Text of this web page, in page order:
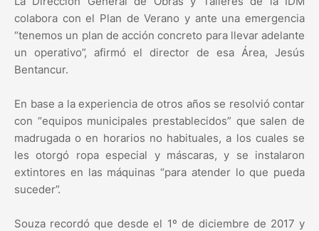
colabora con el Plan de Verano y ante una emergencia
“tenemos un plan de acción concreto para llevar adelante
un operativo”, afirmó el director de esa Área, Jesús
Bentancur.
En base a la experiencia de otros años se resolvió contar
con “equipos municipales prestablecidos” que salen de
madrugada o en horarios no habituales, a los cuales se
les otorgó ropa especial y máscaras, y se instalaron
extintores en las máquinas “para atender lo que pueda
suceder”.
Souza recordó que desde el 1º de diciembre de 2017 y